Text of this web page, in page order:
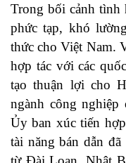
Trong bối cảnh tình
phức tạp, khó
thức cho Việt Nam.
hợp tác với các
tạo thuận lợi cho
ngành công nghiệp
Ủy ban xúc tiến
tài năng bán dẫn